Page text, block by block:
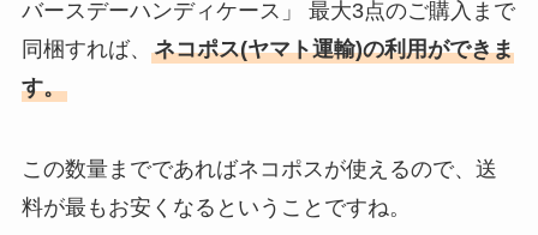
バースデーハンディケース」 最大3点のご購入まで
同梱すれば、 ネコポス(ヤマト運輸)の利用ができま
す。
この数量までであればネコポスが使えるので、送
料が最もお安くなるということですね。